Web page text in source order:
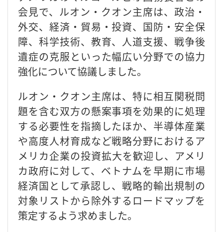
会見で、ルオン・クオン主席は、政治・
外交、経済・貿易・投資、国防・安全保
障、科学技術、教育、人道支援、戦争後
遺症の克服といった幅広い分野での協力
強化について協議しました。
ルオン・クオン主席は、特に相互関税問
題を含む双方の懸案事項を効果的に処理
する必要性を指摘したほか、半導体産業
や高度人材育成など戦略分野におけるア
メリカ企業の投資拡大を歓迎し、アメリ
カ政府に対して、ベトナムを早期に市場
経済国として承認し、戦略的輸出規制の
対象リストから除外するロードマップを
策定するよう求めました。